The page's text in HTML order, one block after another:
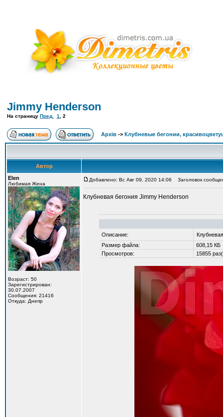
Jimmy Henderson
На страницу Пред. 1 2
Архів -> Клубневые бегонии,
Автор
Elen
Любимая Жена
Возраст: 50
Зарегистрирован:
30.07.2007
Сообщения: 21416
Откуда: Днепр
Добавлено: Вс Авг 09, 2020 14:06 Заголовок
Клубневая бегония Jimmy Henderson
Описание:
Размер файла:
608,15 КБ
Просмотров:
15855